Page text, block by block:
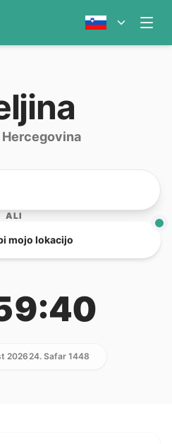
Hercegovina
ALI
mojo lokacijo
202624. Safar 1448